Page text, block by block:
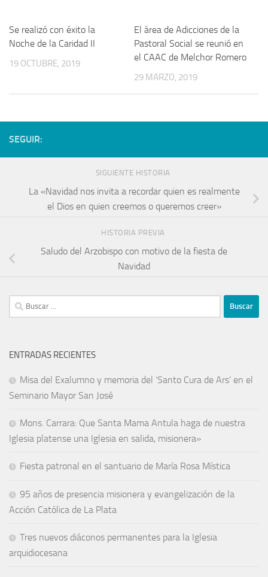
Se realizó con éxito la
Noche de la Caridad II
19 OCTUBRE, 2019
El área de Adicciones de la
Pastoral Social se reunió en
el CAAC de Melchor Romero
29 MARZO, 2019
SEGUIR:
SIGUIENTE HISTORIA
La «Navidad nos invita a recordar quien es realmente
el Dios en quien creemos o queremos creer»
HISTORIA PREVIA
Saludo del Arzobispo con motivo de la fiesta de
Navidad
ENTRADAS RECIENTES
Misa del Exalumno y memoria del ‘Santo Cura de Ars’ en el
Seminario Mayor San José
Mons. Carrara: Que Santa Mama Antula haga de nuestra
Iglesia platense una Iglesia en salida, misionera»
Fiesta patronal en el santuario de María Rosa Mística
95 años de presencia misionera y evangelización de la
Acción Católica de La Plata
Tres nuevos diáconos permanentes para la Iglesia
arquidiocesana